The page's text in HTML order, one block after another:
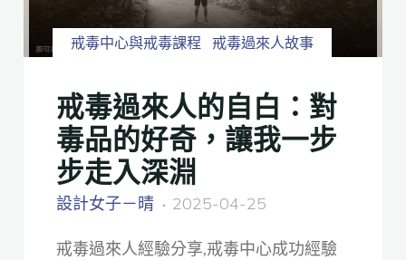
戒毒中心與戒毒課程 戒毒過來人故事
戒毒過來人的自白：對
毒品的好奇，讓我一步
步走入深淵
設計女子－晴 2025-04-25
戒毒過來人經驗分享,戒毒中心成功經驗